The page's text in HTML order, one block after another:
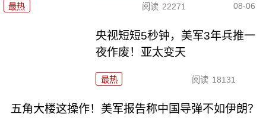
最热 阅读 22271 08-06
央视短短5秒钟，美军3年兵推一
夜作废！亚太变天
最热 阅读 18131
五角大楼这操作！美军报告称中国导弹不如伊朗？